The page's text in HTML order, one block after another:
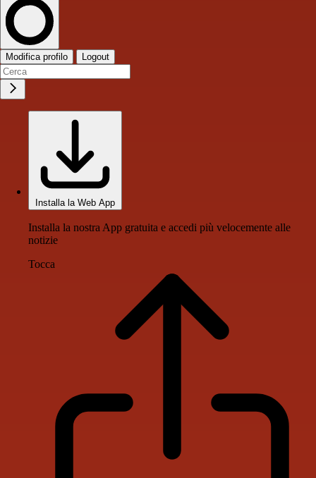
Modifica profilo Logout
Installa la Web App
Installa la nostra App gratuita e accedi più velocemente alle
notizie
Tocca